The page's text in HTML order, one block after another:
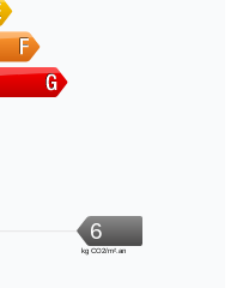
6
kg CO2/m².an